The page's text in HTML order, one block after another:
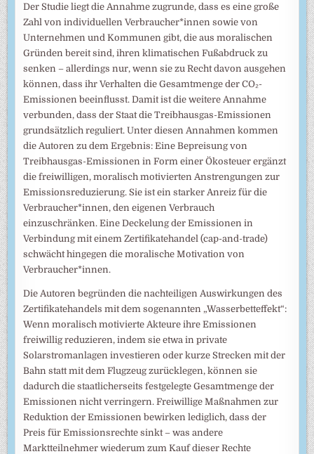
Der Studie liegt die Annahme zugrunde, dass es eine große
Zahl von individuellen Verbraucher*innen sowie von
Unternehmen und Kommunen gibt, die aus moralischen
Gründen bereit sind, ihren klimatischen Fußabdruck zu
senken – allerdings nur, wenn sie zu Recht davon ausgehen
können, dass ihr Verhalten die Gesamtmenge der CO₂-
Emissionen beeinflusst. Damit ist die weitere Annahme
verbunden, dass der Staat die Treibhausgas-Emissionen
grundsätzlich reguliert. Unter diesen Annahmen kommen
die Autoren zu dem Ergebnis: Eine Bepreisung von
Treibhausgas-Emissionen in Form einer Ökosteuer ergänzt
die freiwilligen, moralisch motivierten Anstrengungen zur
Emissionsreduzierung. Sie ist ein starker Anreiz für die
Verbraucher*innen, den eigenen Verbrauch
einzuschränken. Eine Deckelung der Emissionen in
Verbindung mit einem Zertifikatehandel (cap-and-trade)
schwächt hingegen die moralische Motivation von
Verbraucher*innen.
Die Autoren begründen die nachteiligen Auswirkungen des
Zertifikatehandels mit dem sogenannten „Wasserbetteffekt“:
Wenn moralisch motivierte Akteure ihre Emissionen
freiwillig reduzieren, indem sie etwa in private
Solarstromanlagen investieren oder kurze Strecken mit der
Bahn statt mit dem Flugzeug zurücklegen, können sie
dadurch die staatlicherseits festgelegte Gesamtmenge der
Emissionen nicht verringern. Freiwillige Maßnahmen zur
Reduktion der Emissionen bewirken lediglich, dass der
Preis für Emissionsrechte sinkt – was andere
Marktteilnehmer wiederum zum Kauf dieser Rechte